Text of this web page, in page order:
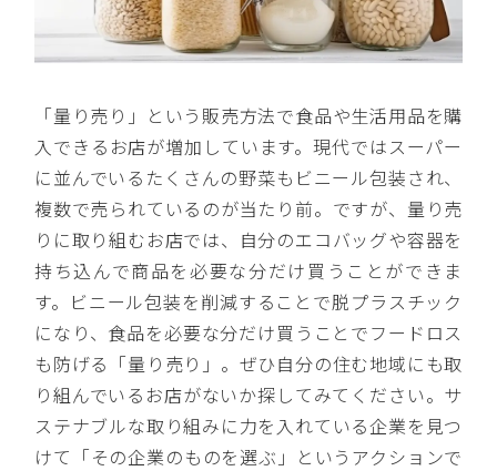
「量り売り」という販売方法で食品や生活用品を購
入できるお店が増加しています。現代ではスーパー
に並んでいるたくさんの野菜もビニール包装され、
複数で売られているのが当たり前。ですが、量り売
りに取り組むお店では、自分のエコバッグや容器を
持ち込んで商品を必要な分だけ買うことができま
す。ビニール包装を削減することで脱プラスチック
になり、食品を必要な分だけ買うことでフードロス
も防げる「量り売り」。ぜひ自分の住む地域にも取
り組んでいるお店がないか探してみてください。サ
ステナブルな取り組みに力を入れている企業を見つ
けて「その企業のものを選ぶ」というアクションで